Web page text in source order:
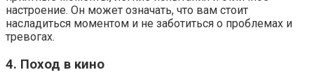
настроение. Он может означать, что вам стоит
насладиться моментом и не заботиться о проблемах и
тревогах.
4. Поход в кино